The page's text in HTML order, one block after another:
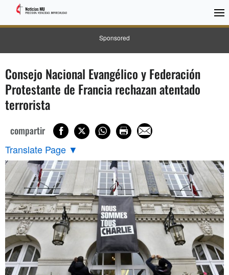
Sponsored
Consejo Nacional Evangélico y Federación
Protestante de Francia rechazan atentado
terrorista
compartir
Translate Page ▼